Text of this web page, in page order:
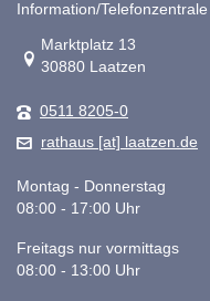
Information/Telefonzentrale
Link zur Google-Maps
Marktplatz 13
30880 Laatzen
0511 8205-0
rathaus [at] laatzen.de
Montag - Donnerstag
08:00 - 17:00 Uhr
Freitags nur vormittags
08:00 - 13:00 Uhr